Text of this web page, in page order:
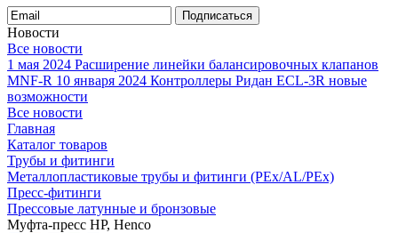
Подписаться
Новости
Все новости
1 мая 2024 Расширение линейки балансировочных клапанов
MNF-R 10 января 2024 Контроллеры Ридан ECL-3R новые
возможности
Все новости
Главная
Каталог товаров
Трубы и фитинги
Металлопластиковые трубы и фитинги (PEx/AL/PEx)
Пресс-фитинги
Прессовые латунные и бронзовые
Муфта-пресс НР, Henco